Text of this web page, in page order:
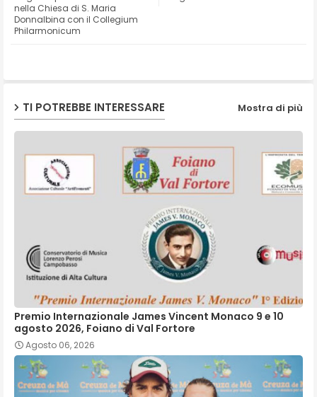
nella Chiesa di S. Maria
Donnalbina con il Collegium
Philarmonicum
TI POTREBBE INTERESSARE Mostra di più
Premio Internazionale James Vincent Monaco 9 e 10
agosto 2026, Foiano di Val Fortore
Agosto 06, 2026